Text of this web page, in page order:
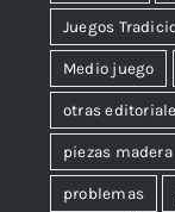
Juegos
Medio juego
otras
piezas madera
problemas